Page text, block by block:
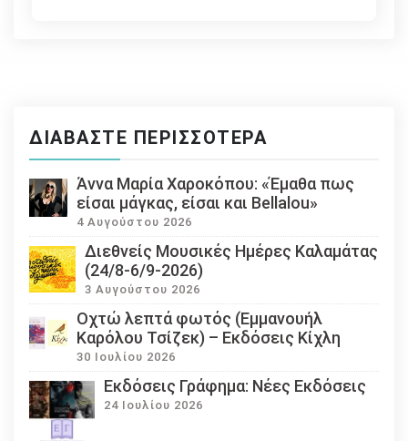
ΔΙΑΒΆΣΤΕ ΠΕΡΙΣΣΌΤΕΡΑ
Άννα Μαρία Χαροκόπου: «Έμαθα πως
είσαι μάγκας, είσαι και Bellalou»
4 Αυγούστου 2026
Διεθνείς Μουσικές Ημέρες Καλαμάτας
(24/8-6/9-2026)
3 Αυγούστου 2026
Οχτώ λεπτά φωτός (Εμμανουήλ
Καρόλου Τσίζεκ) – Εκδόσεις Κίχλη
30 Ιουλίου 2026
Εκδόσεις Γράφημα: Νέες Εκδόσεις
24 Ιουλίου 2026